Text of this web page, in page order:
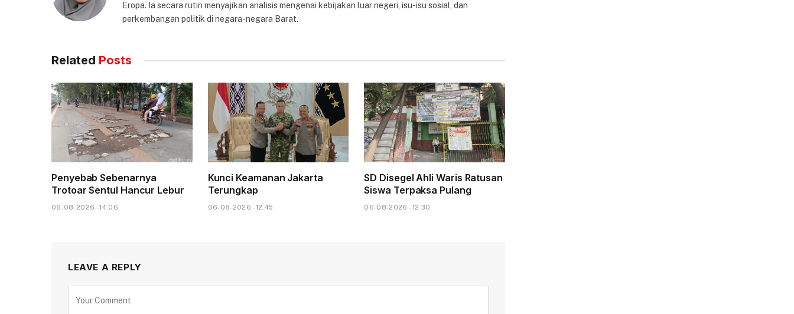
Eropa. Ia secara rutin menyajikan analisis mengenai kebijakan luar negeri, isu-isu sosial, dan
perkembangan politik di negara-negara Barat.
Related Posts
Penyebab Sebenarnya
Trotoar Sentul Hancur Lebur
06-08-2026 - 14.06
Kunci Keamanan Jakarta
Terungkap
06-08-2026 - 12.45
SD Disegel Ahli Waris Ratusan
Siswa Terpaksa Pulang
06-08-2026 - 12.30
LEAVE A REPLY